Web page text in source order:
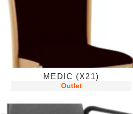
MEDIC (X21)
Outlet